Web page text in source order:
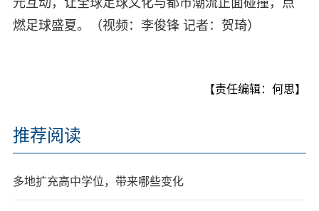
元互动，让全球足球文化与都市潮流正面碰撞，点
燃足球盛夏。（视频：李俊锋 记者：贺琦）
【责任编辑：何思】
推荐阅读
多地扩充高中学位，带来哪些变化